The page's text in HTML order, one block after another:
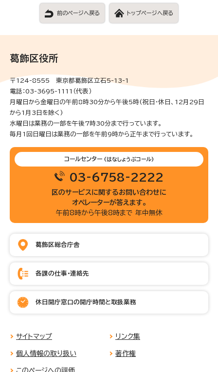
前のページへ戻る トップページへ戻る
葛飾区役所
〒124-8555 東京都葛飾区立石5-13-1
電話：03-3695-1111（代表）
月曜日から金曜日の午前8時30分から午後5時(祝日・休日、12月29日
から1月3日を除く)
水曜日は業務の一部を午後7時30分まで行っています。
毎月1回日曜日は業務の一部を午前9時から正午まで行っています。
コールセンター (はなしょうぶコール)
03-6758-2222
区のサービスに関するお問い合わせに
オペレーターが答えます。
午前8時から午後8時まで 年中無休
葛飾区総合庁舎
各課の仕事・連絡先
休日開庁窓口の開庁時間と取扱業務
サイトマップ リンク集
個人情報の取り扱い 著作権
このページへの評価